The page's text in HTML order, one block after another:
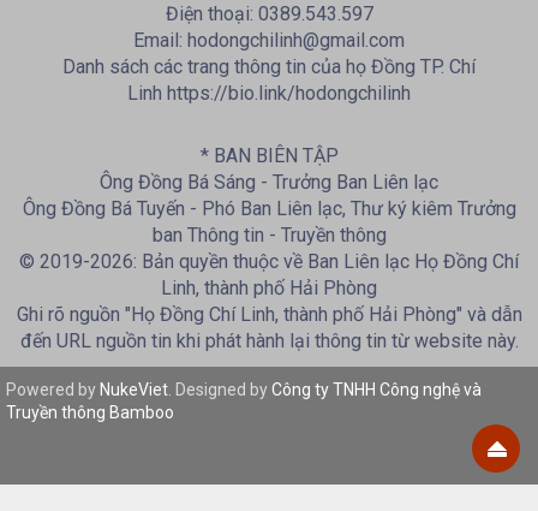
Điện thoại: 0389.543.597
Email: hodongchilinh@gmail.com
Danh sách các trang thông tin của họ Đồng TP. Chí
Linh https://bio.link/hodongchilinh
* BAN BIÊN TẬP
Ông Đồng Bá Sáng - Trưởng Ban Liên lạc
Ông Đồng Bá Tuyến - Phó Ban Liên lạc, Thư ký kiêm Trưởng
ban Thông tin - Truyền thông
© 2019-2026: Bản quyền thuộc về Ban Liên lạc Họ Đồng Chí
Linh, thành phố Hải Phòng
Ghi rõ nguồn "Họ Đồng Chí Linh, thành phố Hải Phòng" và dẫn
đến URL nguồn tin khi phát hành lại thông tin từ website này.
Powered byNukeViet . Designed byCông ty TNHH Công nghệ và
Truyền thông Bamboo